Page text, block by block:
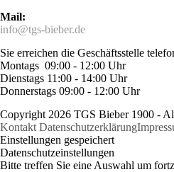
Mail:
info@tgs-bieber.de
Sie erreichen die Geschäftsstelle
Montags 09:00 - 12:00 Uhr
Dienstags 11:00 - 14:00 Uhr
Donnerstags 09:00 - 12:00 Uhr
Copyright 2026 TGS Bieber 1900 -
Kontakt Datenschutzerklärung
Einstellungen gespeichert
Datenschutzeinstellungen
Bitte treffen Sie eine Auswahl um